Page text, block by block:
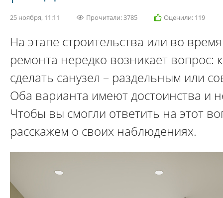
25 ноября, 11:11 Прочитали: 3785 Оценили: 119
На этапе строительства или во
ремонта нередко возникает вопрос:
сделать санузел – раздельным или
Оба варианта имеют достоинства и
Чтобы вы смогли ответить на этот
расскажем о своих наблюдениях.